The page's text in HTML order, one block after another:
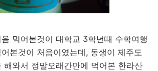
먹어본것이 대학교 3학년때 수학여행
본것이 처음이였는데, 동생이 제주도
해와서 정말오래간만에 먹어본 한라산